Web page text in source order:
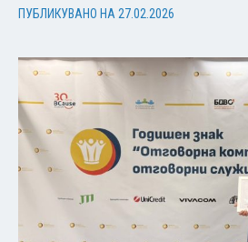
ПУБЛИКУВАНО НА 27.02.2026